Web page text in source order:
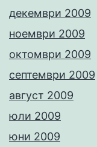
декември 2009
ноември 2009
октомври 2009
септември 2009
август 2009
юли 2009
юни 2009